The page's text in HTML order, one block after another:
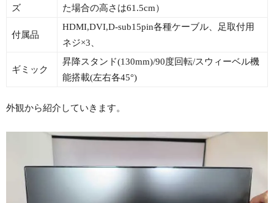
ズ
た場合の高さは61.5cm）
付属品
HDMI,DVI,D-sub15pin各種ケーブル、足取付用
ネジ×3、
ギミック
昇降スタンド(130mm)/90度回転/スウィーベル機
能搭載(左右各45°)
外観から紹介していきます。